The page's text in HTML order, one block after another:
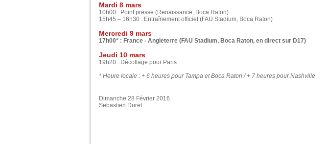
Mardi 8 mars
10h00 : Point presse (Renaissance, Boca Raton)
15h45 – 16h30 : Entraînement officiel (FAU Stadium, Boca Raton)
Mercredi 9 mars
17h00* : France - Angleterre (FAU Stadium, Boca Raton, en direct sur D17)
Jeudi 10 mars
19h20 : Décollage pour Paris
* Heure locale : + 6 heures pour Tampa et Boca Raton / + 7 heures pour Nashville
Dimanche 28 Février 2016
Sebastien Duret